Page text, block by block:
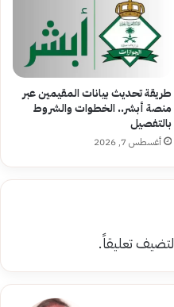
طريقة تحديث بيانات المقيمين عبر
منصة أبشر.. الخطوات والشروط
بالتفصيل
أغسطس 7, 2026
لتضيف تعليقاً.